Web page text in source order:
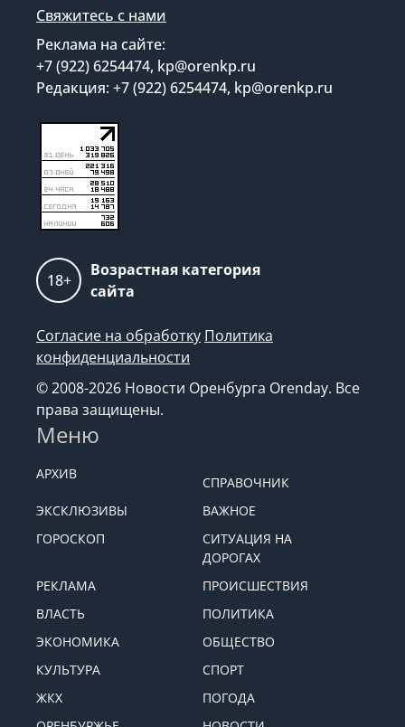
Свяжитесь с нами
Реклама на сайте:
+7 (922) 6254474, kp@orenkp.ru
Редакция: +7 (922) 6254474, kp@orenkp.ru
18+
Возрастная категория
сайта
Согласие на обработку Политика
конфиденциальности
© 2008-2026 Новости Оренбурга Orenday. Все
права защищены.
Меню
АРХИВ
СПРАВОЧНИК
ЭКСКЛЮЗИВЫ
ВАЖНОЕ
ГОРОСКОП
СИТУАЦИЯ НА
ДОРОГАХ
РЕКЛАМА
ПРОИСШЕСТВИЯ
ВЛАСТЬ
ПОЛИТИКА
ЭКОНОМИКА
ОБЩЕСТВО
КУЛЬТУРА
СПОРТ
ЖКХ
ПОГОДА